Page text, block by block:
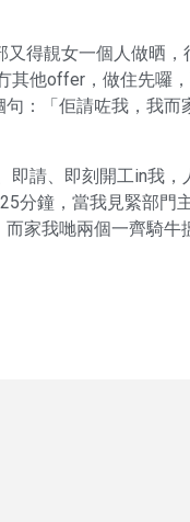
得靚女一個人做晒
其他offer，做住先囉
：「佢請咗我，我而
即請、即刻開工in我
分鐘，當我見緊部門
家我哋兩個一齊騎牛